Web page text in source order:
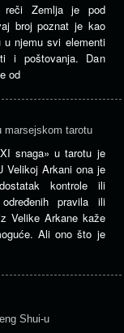
reči Zemlja je pod
broj poznat je kao
njemu svi elementi
i poštovanja. Dan
od
marsejskom tarotu
snaga» u tarotu je
Velikoj Arkani ona je
kontrole ili
pravila ili
Velike Arkane kaže
Ali ono što je
Shui-u